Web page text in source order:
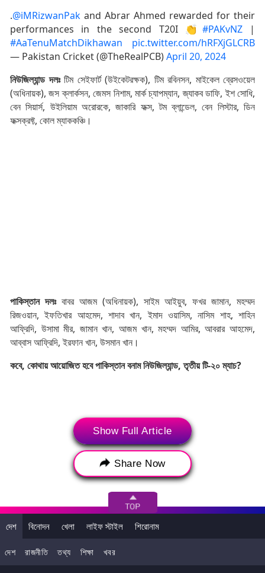
.@iMRizwanPak and Abrar Ahmed rewarded for their
performances in the second T20I 👏 #PAKvNZ|
#AaTenuMatchDikhawan
pic.twitter.com/hRFXjGLCRB
— Pakistan Cricket (@TheRealPCB)April 20, 2024
নিউজিল্যান্ড দলঃটিম সেইফার্ট (উইকেটরক্ষক), টিম রবিনসন, মাইকেল ব্রেসওয়েল
(অধিনায়ক), জস ক্লার্কসন, জেমস নিশাম, মার্ক চ্যাপম্যান, জ্যাকব ডাফি, ইশ সোধি,
বেন সিয়ার্স, উইলিয়াম অরোরকে, জাকারি ফক্স, টম ব্লান্ডেল, বেন লিস্টার, ডিন
ফক্সক্রফ্ট, কোল ম্যাককঞ্চি।
পাকিস্তান দলঃবাবর আজম (অধিনায়ক), সাইম আইয়ুব, ফখর জামান, মহম্মদ
রিজওয়ান, ইফতিখার আহমেদ, শাদাব খান, ইমাদ ওয়াসিম, নাসিম শাহ, শাহিন
আফ্রিদি, উসামা মীর, জামান খান, আজম খান, মহম্মদ আমির, আবরার আহমেদ,
আব্বাস আফ্রিদি, ইরফান খান, উসমান খান।
কবে, কোথায় আয়োজিত হবে পাকিস্তান বনাম নিউজিল্যান্ড, তৃতীয় টি-২০ ম্যাচ?
২১ ডিসেম্বর রাওয়ালপিন্ডি ক্রিকেট স্টেডিয়ামে (Rawalpindi Cricket
Stadium) তৃতীয় টি-২০ ম্যাচে মুখোমুখি হবে পাকিস্তান বনাম নিউজিল্যান্ড।
Show Full Article
Share Now
দেশ বিনোদন খেলা লাইফ স্টাইল শিরোনাম
দেশ রাজনীতি তথ্য শিক্ষা খবর